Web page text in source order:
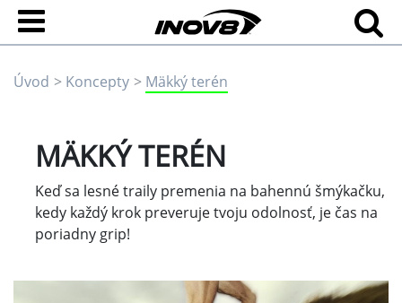
Úvod Koncepty Mäkký terén
MÄKKÝ TERÉN
Keď sa lesné traily premenia na bahennú šmýkačku,
kedy každý krok preveruje tvoju odolnosť, je čas na
poriadny grip!